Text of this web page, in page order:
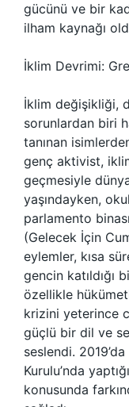
gücünü ve bir
ilham kaynağı
İklim Devrimi:
İklim değişikliği,
sorunlardan biri
tanınan
genç aktivist,
geçmesiyle
yaşındayken,
parlamento
(Gelecek İçin
eylemler, kısa
gencin katıldığı
özellikle
krizini yeterince
güçlü bir dil ve
seslendi.
Kurulu’nda
konusunda